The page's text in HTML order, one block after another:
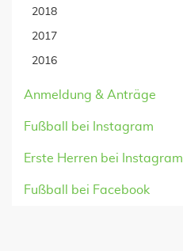
2018
2017
2016
Anmeldung & Anträge
Fußball bei Instagram
Erste Herren bei Instagram
Fußball bei Facebook